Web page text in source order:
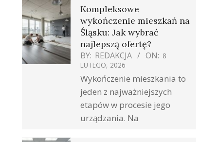
Kompleksowe
wykończenie mieszkań na
Śląsku: Jak wybrać
najlepszą ofertę?
BY: REDAKCJA ON: 8
LUTEGO, 2026
Wykończenie mieszkania to
jeden z najważniejszych
etapów w procesie jego
urządzania. Na